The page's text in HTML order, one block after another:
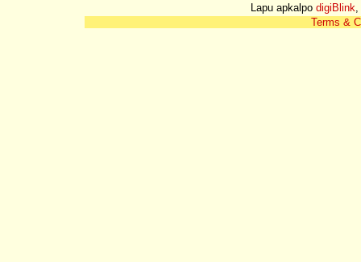
Lapu apkalpo digiBlink,
Terms &